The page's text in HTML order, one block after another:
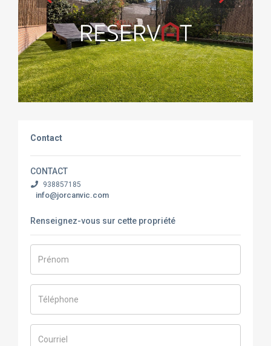
Contact
CONTACT
938857185
info@jorcanvic.com
Renseignez-vous sur cette propriété